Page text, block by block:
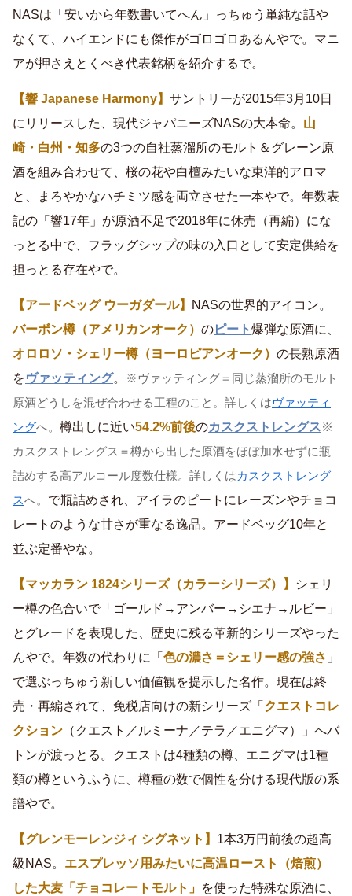
NASは「安いから年数書いてへん」っちゅう単純な話や
なくて、ハイエンドにも傑作がゴロゴロあるんやで。マニ
アが押さえとくべき代表銘柄を紹介するで。
【響 Japanese Harmony】 サントリーが2015年3月10日
にリリースした、現代ジャパニーズNASの大本命。 山
崎・白州・知多の3つの自社蒸溜所のモルト＆グレーン原
酒を組み合わせて、桜の花や白檀みたいな東洋的アロマ
と、まろやかなハチミツ感を両立させた一本やで。年数表
記の「響17年」が原酒不足で2018年に休売（再編）にな
っとる中で、フラッグシップの味の入口として安定供給を
担っとる存在やで。
【アードベッグ ウーガダール】
NASの世界的アイコン。
バーボン樽（アメリカンオーク） のピート爆弾な原酒に、
オロロソ・シェリー樽（ヨーロピアンオーク） の長熟原酒
をヴァッティング。
※ヴァッティング＝同じ蒸溜所のモルト
原酒どうしを混ぜ合わせる工程のこと。詳しくはヴァッティ
ングへ。 樽出しに近い54.2%前後のカスクストレングス※
カスクストレングス＝樽から出した原酒をほぼ加水せずに瓶
詰めする高アルコール度数仕様。詳しくはカスクストレング
スへ。 で瓶詰めされ、アイラのピートにレーズンやチョコ
レートのような甘さが重なる逸品。アードベッグ10年と
並ぶ定番やな。
【マッカラン 1824シリーズ（カラーシリーズ）】
シェリ
ー樽の色合いで「ゴールド→アンバー→シエナ→ルビー」
とグレードを表現した、歴史に残る革新的シリーズやった
んやで。年数の代わりに「 色の濃さ＝シェリー感の強さ 」
で選ぶっちゅう新しい価値観を提示した名作。現在は終
売・再編されて、免税店向けの新シリーズ「 クエストコレ
クション （クエスト／ルミーナ／テラ／エニグマ）」へバ
トンが渡っとる。クエストは4種類の樽、エニグマは1種
類の樽というふうに、樽種の数で個性を分ける現代版の系
譜やで。
【グレンモーレンジィ シグネット】 1本3万円前後の超高
級NAS。 エスプレッソ用みたいに高温ロースト（焙煎）
した大麦「チョコレートモルト」 を使った特殊な原酒に、